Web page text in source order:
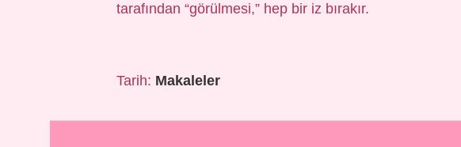
tarafından “görülmesi,” hep bir iz bırakır.
Tarih: Makaleler